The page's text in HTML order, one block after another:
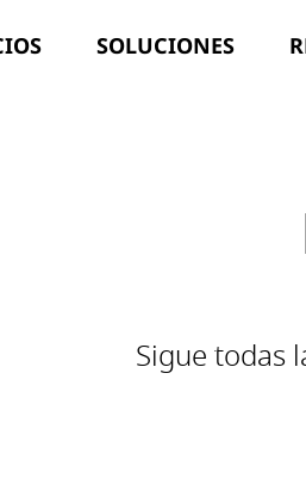
SOLUCIONES
Sigue todas